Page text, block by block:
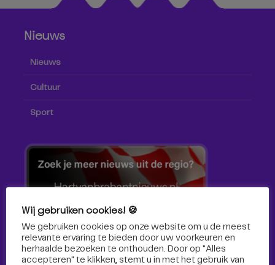
Nieuws
Nieuws
Cultuur
Sport
Wij gebruiken cookies! 🍪
We gebruiken cookies op onze website om u de meest
relevante ervaring te bieden door uw voorkeuren en
herhaalde bezoeken te onthouden. Door op "Alles
accepteren" te klikken, stemt u in met het gebruik van